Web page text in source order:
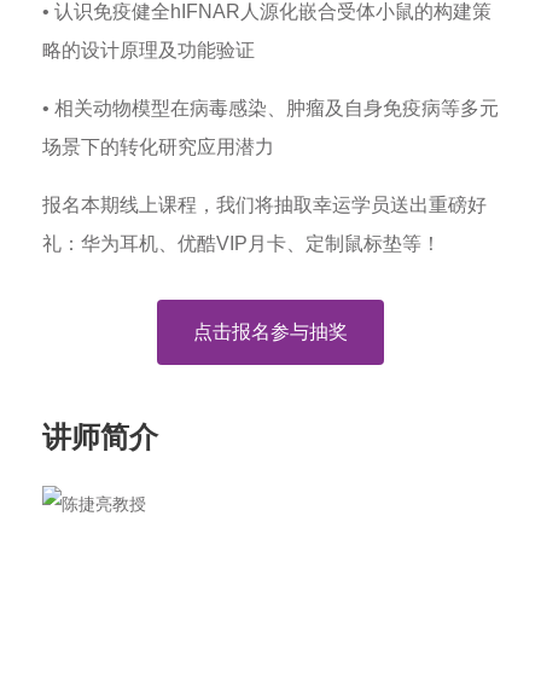
• 认识免疫健全hIFNAR人源化嵌合受体小鼠的构建策
略的设计原理及功能验证
• 相关动物模型在病毒感染、肿瘤及自身免疫病等多元
场景下的转化研究应用潜力
报名本期线上课程，我们将抽取幸运学员送出重磅好
礼：华为耳机、优酷VIP月卡、定制鼠标垫等！
点击报名参与抽奖
讲师简介